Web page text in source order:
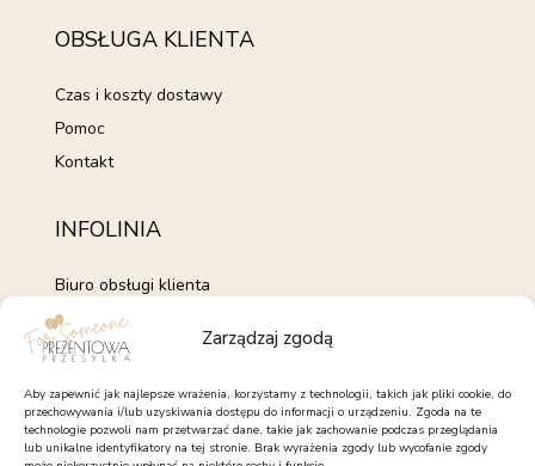
Zarządzaj zgodą
Aby zapewnić jak najlepsze wrażenia, korzystamy z technologii, takich jak pliki cookie, do
przechowywania i/lub uzyskiwania dostępu do informacji o urządzeniu. Zgoda na te
technologie pozwoli nam przetwarzać dane, takie jak zachowanie podczas przeglądania
lub unikalne identyfikatory na tej stronie. Brak wyrażenia zgody lub wycofanie zgody
OBSŁUGA KLIENTA
Czas i koszty dostawy
Pomoc
Kontakt
INFOLINIA
Biuro obsługi klienta
+48 735 843 843
pon. - pt. 7:00 - 15:00
kontakt@forsomeone.pl